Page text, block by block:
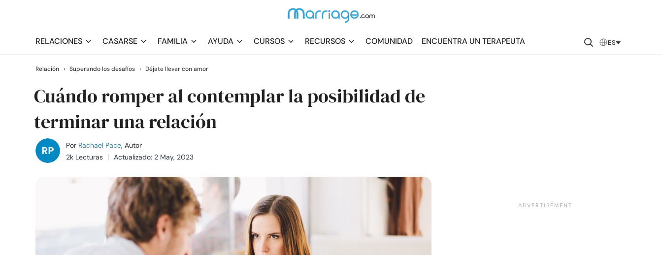
RELACIONES CASARSE FAMILIA AYUDA CURSOS RECURSOS COMUNIDAD ENCUENTRA UN TERAPEUTA ES
Relación › Superando los desafíos › Déjate llevar con amor
Cuándo romper al contemplar la posibilidad de
terminar una relación
Por Rachael Pace, Autor
2k Lecturas
Actualizado: 2 May, 2023